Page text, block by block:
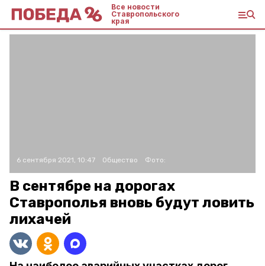
Все новости
Ставропольского
края
6 сентября 2021, 10:47 Общество Фото:
В сентябре на дорогах
Ставрополья вновь будут ловить
лихачей